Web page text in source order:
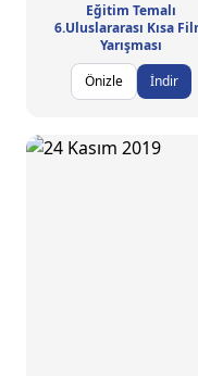
Eğitim Temalı
6.Uluslararası Kısa
Yarışması
Önizle
İndir